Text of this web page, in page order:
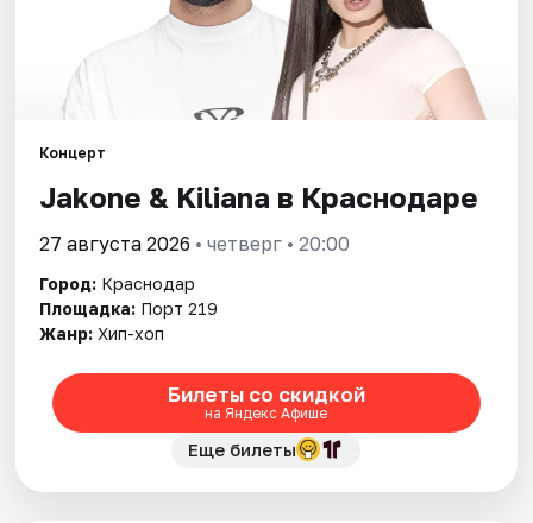
События
Города
Площадки
Артисты
Концерт
Jakone & Kiliana в Краснодаре
27 августа 2026 • четверг • 20:00
Город: Краснодар
Площадка: Порт 219
Жанр: Хип-хоп
Билеты со скидкой
на Яндекс Афише
Еще билеты